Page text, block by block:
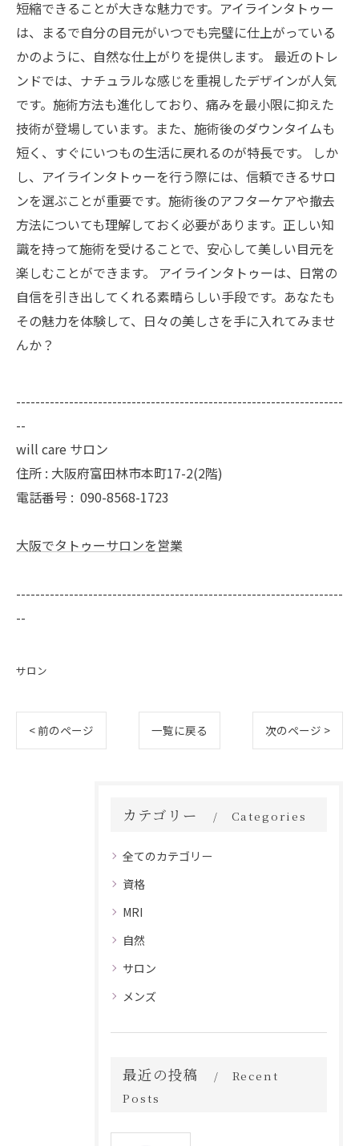
短縮できることが大きな魅力です。アイラインタトゥー
は、まるで自分の目元がいつでも完璧に仕上がっている
かのように、自然な仕上がりを提供します。 最近のトレ
ンドでは、ナチュラルな感じを重視したデザインが人気
です。施術方法も進化しており、痛みを最小限に抑えた
技術が登場しています。また、施術後のダウンタイムも
短く、すぐにいつもの生活に戻れるのが特長です。 しか
し、アイラインタトゥーを行う際には、信頼できるサロ
ンを選ぶことが重要です。施術後のアフターケアや撤去
方法についても理解しておく必要があります。正しい知
識を持って施術を受けることで、安心して美しい目元を
楽しむことができます。 アイラインタトゥーは、日常の
自信を引き出してくれる素晴らしい手段です。あなたも
その魅力を体験して、日々の美しさを手に入れてみませ
んか？
--------------------------------------------------------------------
--
will care サロン
住所 : 大阪府富田林市本町17-2(2階)
電話番号 : 090-8568-1723
大阪でタトゥーサロンを営業
--------------------------------------------------------------------
--
サロン
< 前のページ 一覧に戻る 次のページ >
カテゴリー Categories
全てのカテゴリー
資格
MRI
自然
サロン
メンズ
最近の投稿
Recent
Posts